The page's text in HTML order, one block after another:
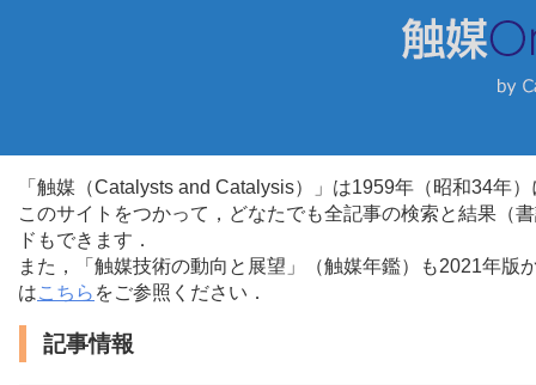
「触媒（Catalysts and Catalysis）」は1959年（昭和34年
このサイトをつかって，どなたでも全記事の検索と結果（
ドもできます．
また，「触媒技術の動向と展望」（触媒年鑑）も2021年
はこちら をご参照ください．
記事情報